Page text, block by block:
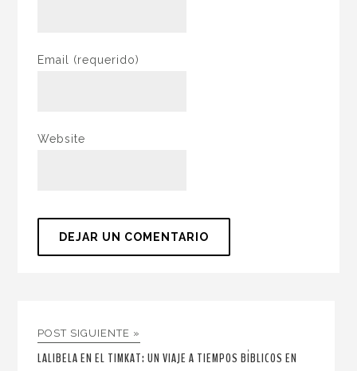
Email (requerido)
Website
POST SIGUIENTE »
LALIBELA EN EL TIMKAT: UN VIAJE A TIEMPOS BÍBLICOS EN